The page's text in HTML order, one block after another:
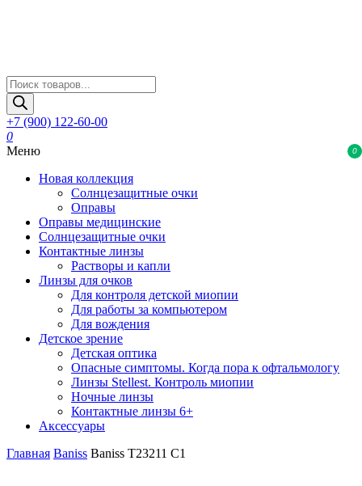
Поиск
товаров
+7 (900) 122-60-00
0
0
Меню
Новая коллекция
Солнцезащитные очки
Оправы
Оправы медицинские
Солнцезащитные очки
Контактные линзы
Растворы и капли
Линзы для очков
Для контроля детской миопии
Для работы за компьютером
Для вождения
Детское зрение
Детская оптика
Опасные симптомы. Когда пора к офтальмологу
Линзы Stellest. Контроль миопии
Ночные линзы
Контактные линзы 6+
Аксессуары
Главная Baniss Baniss T23211 C1